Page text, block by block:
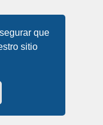
que
sitio